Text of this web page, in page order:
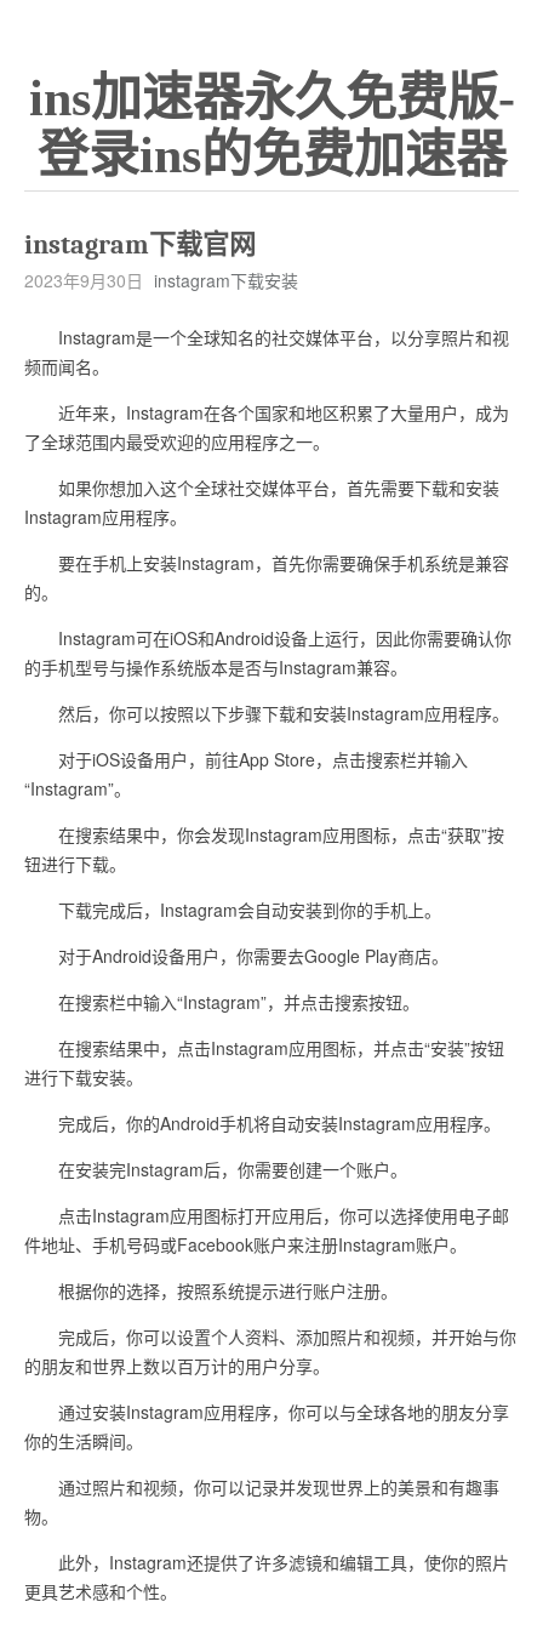
ins加速器永久免费版-
登录ins的免费加速器
instagram下载官网
2023年9月30日 instagram下载安装
Instagram是一个全球知名的社交媒体平台，以分享照片和视
频而闻名。
近年来，Instagram在各个国家和地区积累了大量用户，成为
了全球范围内最受欢迎的应用程序之一。
如果你想加入这个全球社交媒体平台，首先需要下载和安装
Instagram应用程序。
要在手机上安装Instagram，首先你需要确保手机系统是兼容
的。
Instagram可在iOS和Android设备上运行，因此你需要确认你
的手机型号与操作系统版本是否与Instagram兼容。
然后，你可以按照以下步骤下载和安装Instagram应用程序。
对于iOS设备用户，前往App Store，点击搜索栏并输入
“Instagram”。
在搜索结果中，你会发现Instagram应用图标，点击“获取”按
钮进行下载。
下载完成后，Instagram会自动安装到你的手机上。
对于Android设备用户，你需要去Google Play商店。
在搜索栏中输入“Instagram”，并点击搜索按钮。
在搜索结果中，点击Instagram应用图标，并点击“安装”按钮
进行下载安装。
完成后，你的Android手机将自动安装Instagram应用程序。
在安装完Instagram后，你需要创建一个账户。
点击Instagram应用图标打开应用后，你可以选择使用电子邮
件地址、手机号码或Facebook账户来注册Instagram账户。
根据你的选择，按照系统提示进行账户注册。
完成后，你可以设置个人资料、添加照片和视频，并开始与你
的朋友和世界上数以百万计的用户分享。
通过安装Instagram应用程序，你可以与全球各地的朋友分享
你的生活瞬间。
通过照片和视频，你可以记录并发现世界上的美景和有趣事
物。
此外，Instagram还提供了许多滤镜和编辑工具，使你的照片
更具艺术感和个性。